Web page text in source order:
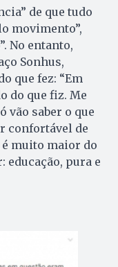
de que tudo
movimento”,
No entanto,
Sonhus,
que fez: “Em
do que fiz. Me
vão saber o que
confortável de
é muito maior do
educação, pura e